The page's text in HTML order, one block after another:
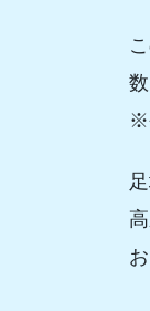
※